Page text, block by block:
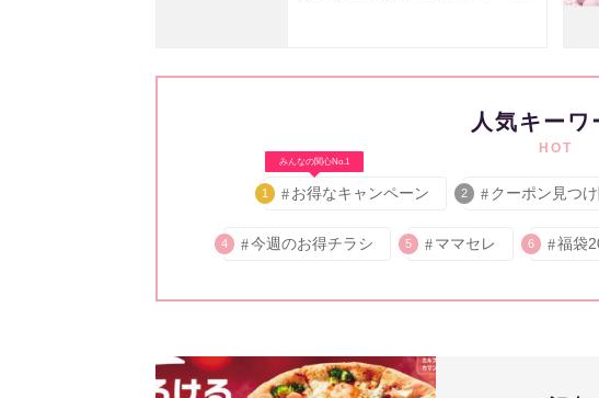
人気キーワ
HOT
みんなの関心No.1
1 お得なキャンペーン 2 クーポン見つ
4 今週のお得チラシ 5 ママセレ 6 福袋